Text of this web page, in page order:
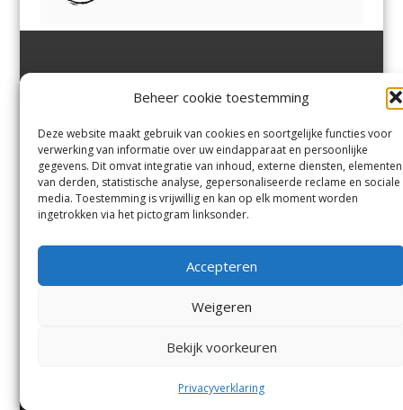
Beheer cookie toestemming
Deze website maakt gebruik van cookies en soortgelijke functies voor
verwerking van informatie over uw eindapparaat en persoonlijke
gegevens. Dit omvat integratie van inhoud, externe diensten, elementen
van derden, statistische analyse, gepersonaliseerde reclame en sociale
media. Toestemming is vrijwillig en kan op elk moment worden
ingetrokken via het pictogram linksonder.
Accepteren
Weigeren
Bekijk voorkeuren
Privacyverklaring
Margadantstraat 34
0255-533900
info@jutter.nlofinfo@hofgee
st.nl
Velserbroek,Velsen-Zuid,
Zuid,Driehuisen
Spaarnwoude.
Contact
Andere uitgaven
Voorwaarden
© Kennemerland Pers B.V.